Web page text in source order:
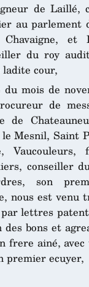
de Laillé,
au parlement
et
du roy
cour,
mois de
de
de
Mesnil, Saint
conseiller
son
nous est venu
lettres
bons et
frere ainé,
premier ecuyer,